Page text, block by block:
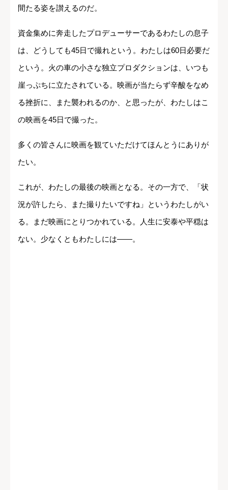
間たる姿を讃えるのだ。
資金集めに奔走したプロデューサーであるわたしの息子
は、どうしても45日で撮れという。わたしは60日必要だ
という。火の車の小さな独立プロダクションは、いつも
崖っぷちに立たされている。映画が当たらず辛酸をなめ
る挫折に、また襲われるのか、と思ったが、わたしはこ
の映画を45日で撮った。
多くの皆さんに映画を観ていただけてほんとうにありが
たい。
これが、わたしの最後の映画となる。その一方で、「状
況が許したら、また撮りたいですね」というわたしがい
る。まだ映画にとりつかれている。人生に安泰や平穏は
ない。少なくともわたしには――。